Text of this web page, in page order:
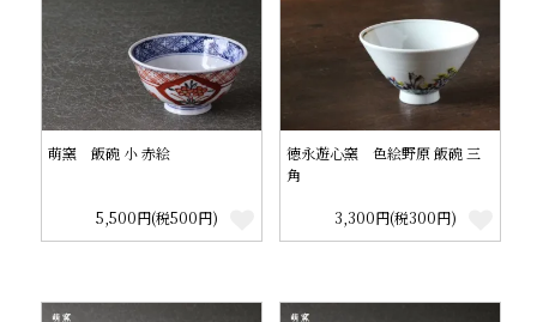
萌窯 飯碗 小 赤絵
5,500円(税500円)
徳永遊心窯 色絵野原 飯碗 三
角
3,300円(税300円)